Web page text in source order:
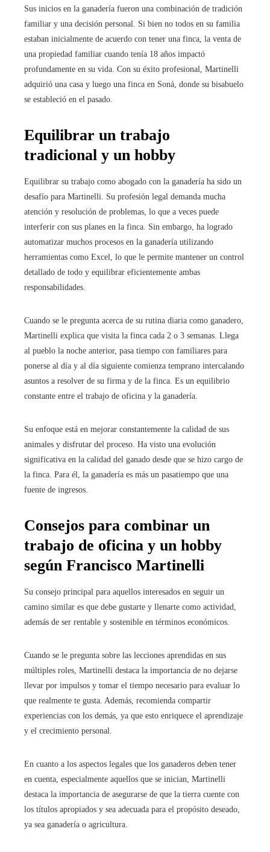
Sus inicios en la ganadería fueron una combinación de tradición
familiar y una decisión personal. Si bien no todos en su familia
estaban inicialmente de acuerdo con tener una finca, la venta de
una propiedad familiar cuando tenía 18 años impactó
profundamente en su vida. Con su éxito profesional, Martinelli
adquirió una casa y luego una finca en Soná, donde su bisabuelo
se estableció en el pasado.
Equilibrar un trabajo
tradicional y un hobby
Equilibrar su trabajo como abogado con la ganadería ha sido un
desafío para Martinelli. Su profesión legal demanda mucha
atención y resolución de problemas, lo que a veces puede
interferir con sus planes en la finca. Sin embargo, ha logrado
automatizar muchos procesos en la ganadería utilizando
herramientas como Excel, lo que le permite mantener un control
detallado de todo y equilibrar eficientemente ambas
responsabilidades.
Cuando se le pregunta acerca de su rutina diaria como ganadero,
Martinelli explica que visita la finca cada 2 o 3 semanas. Llega
al pueblo la noche anterior, pasa tiempo con familiares para
ponerse al día y al día siguiente comienza temprano intercalando
asuntos a resolver de su firma y de la finca. Es un equilibrio
constante entre el trabajo de oficina y la ganadería.
Su enfoque está en mejorar constantemente la calidad de sus
animales y disfrutar del proceso. Ha visto una evolución
significativa en la calidad del ganado desde que se hizo cargo de
la finca. Para él, la ganadería es más un pasatiempo que una
fuente de ingresos.
Consejos para combinar un
trabajo de oficina y un hobby
según Francisco Martinelli
Su consejo principal para aquellos interesados en seguir un
camino similar es que debe gustarte y llenarte como actividad,
además de ser rentable y sostenible en términos económicos.
Cuando se le pregunta sobre las lecciones aprendidas en sus
múltiples roles, Martinelli destaca la importancia de no dejarse
llevar por impulsos y tomar el tiempo necesario para evaluar lo
que realmente te gusta. Además, recomienda compartir
experiencias con los demás, ya que esto enriquece el aprendizaje
y el crecimiento personal.
En cuanto a los aspectos legales que los ganaderos deben tener
en cuenta, especialmente aquellos que se inician, Martinelli
destaca la importancia de asegurarse de que la tierra cuente con
los títulos apropiados y sea adecuada para el propósito deseado,
ya sea ganadería o agricultura.